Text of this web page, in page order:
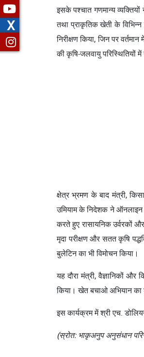
इसके पश्चात गणमान्य
तथा प्राकृतिक खेती के विभिन्न
निरीक्षण किया, जिन पर
की कृषि-जलवायु परिस्थितियों
क्षेत्र भ्रमण के बाद मंत्री,
उमियाम के निदेशक ने ऑनलाइन
करते हुए रासायनिक उर्वरकों
मृदा परीक्षण और सतत कृषि
बुलेटिन का भी विमोचन किया।
यह दौरा मंत्री, वैज्ञानिकों
किया। खेत बचाओ अभियान
इस कार्यक्रम में श्री एच.
(स्रोत: भाकृअनुप अनुसंधान
X